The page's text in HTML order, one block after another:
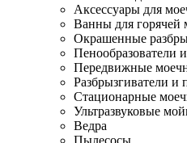
Аксессуары для
Ванны для горячей
Окрашенные
Пенообразователи
Передвижные
Разбрызгиватели и
Стационарные
Ультразвуковые
Ведра